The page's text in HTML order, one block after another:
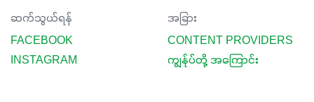
ဆက်သွယ်ရန်
FACEBOOK
INSTAGRAM
အခြား
CONTENT PROVIDERS
ကျွန်ုပ်တို့ အကြောင်း